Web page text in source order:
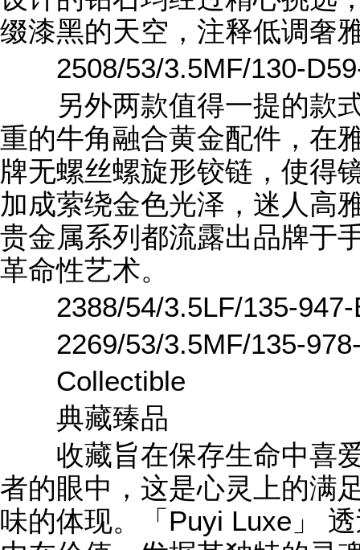
缀漆黑的天空，注释低调奢
2508/53/3.5MF/130-
另外两款值得一提的款式
重的牛角融合黄金配件，在
牌无螺丝螺旋形铰链，使得
加成萦绕金色光泽，迷人高
贵金属系列都流露出品牌于
革命性艺术。
2388/54/3.5LF/135-947-
2269/53/3.5MF/135-
Collectible
典藏臻品
收藏旨在保存生命中喜爱
者的眼中，这是心灵上的满
味的体现。「Puyi Luxe」